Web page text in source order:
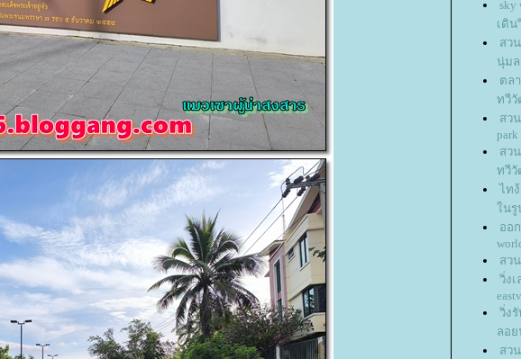
sky
เดิ
สว
นุ่มล
ตล
ทวี
สว
park
สว
ทวี
ไท
นรู
ออ
สว
วิ่งเ
วิ่ง
ลอย
สว